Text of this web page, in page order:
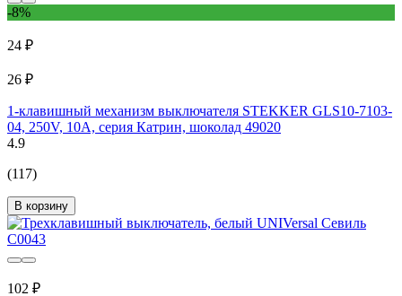
-8%
24 ₽
26 ₽
1-клавишный механизм выключателя STEKKER GLS10-7103-
04, 250V, 10А, серия Катрин, шоколад 49020
4.9
(117)
В корзину
102 ₽